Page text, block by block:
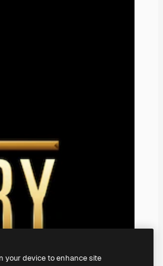
your device to enhance site